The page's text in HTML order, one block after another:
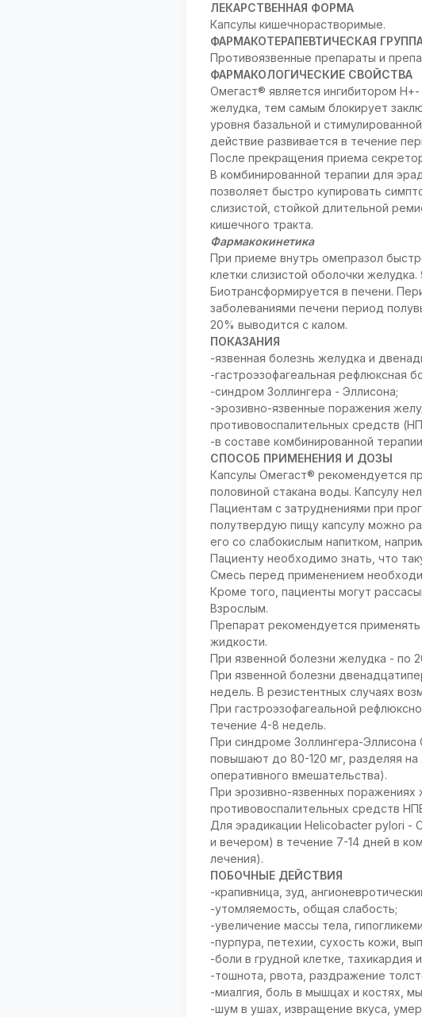
ЛЕКАРСТВЕННАЯ ФОРМА
Капсулы кишечнорастворимые.
ФАРМАКОТЕРАПЕВТИЧЕСКАЯ
Противоязвенные препараты и
ФАРМАКОЛОГИЧЕСКИЕ СВОЙСТВА
Омегаст® является ингибитором
желудка, тем самым блокирует
уровня базальной и
действие развивается в течение
После прекращения приема
В комбинированной терапии для
позволяет быстро купировать
слизистой, стойкой длительной
кишечного тракта.
Фармакокинетика
При приеме внутрь омепразол
клетки слизистой оболочки
Биотрансформируется в печени.
заболеваниями печени период
20% выводится с калом.
ПОКАЗАНИЯ
-язвенная болезнь желудка и
-гастроэзофагеальная рефлюксная
-синдром Золлингера - Эллисона;
-эрозивно-язвенные поражения
противовоспалительных средств
-в составе комбинированной
СПОСОБ ПРИМЕНЕНИЯ И ДОЗЫ
Капсулы Омегаст® рекомендуется
половиной стакана воды. Капсулу
Пациентам с затруднениями при
полутвердую пищу капсулу можно
его со слабокислым напитком,
Пациенту необходимо знать, что
Смесь перед применением
Кроме того, пациенты могут
Взрослым.
Препарат рекомендуется
жидкости.
При язвенной болезни желудка - по
При язвенной болезни
недель. В резистентных случаях
При гастроэзофагеальной
течение 4-8 недель.
При синдроме Золлингера-Эллисона
повышают до 80-120 мг, разделяя
оперативного вмешательства).
При эрозивно-язвенных
противовоспалительных средств
Для эрадикации Helicobacter pylori -
и вечером) в течение 7-14 дней в
лечения).
ПОБОЧНЫЕ ДЕЙСТВИЯ
-крапивница, зуд,
-утомляемость, общая слабость;
-увеличение массы тела,
-пурпура, петехии, сухость кожи,
-боли в грудной клетке,
-тошнота, рвота, раздражение
-миалгия, боль в мышцах и костях,
-шум в ушах, извращение вкуса,